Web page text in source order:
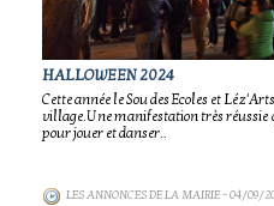
HALLOWEEN 2024
Cette année le Sou des Ecoles et
village.Une manifestation très
pour jouer et danser..
LES ANNONCES DE LA MAIRIE- 04/09/